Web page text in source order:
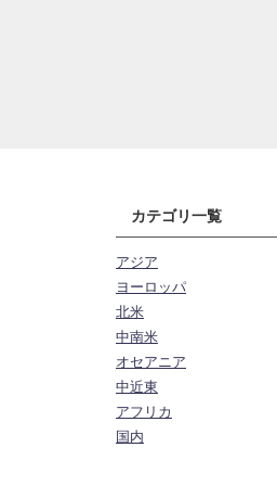
カテゴリ一覧
アジア
ヨーロッパ
北米
中南米
オセアニア
中近東
アフリカ
国内